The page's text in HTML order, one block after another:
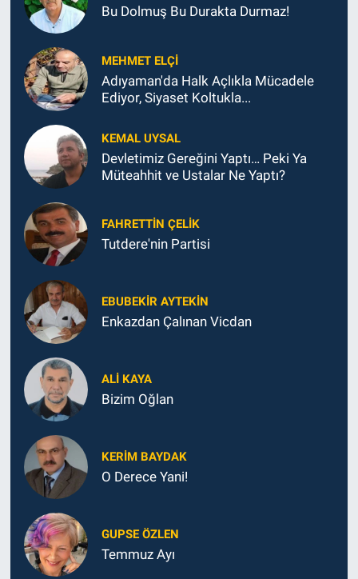
Bu Dolmuş Bu Durakta Durmaz!
MEHMET ELÇI
Adıyaman'da Halk Açlıkla Mücadele
Ediyor, Siyaset Koltukla...
KEMAL UYSAL
Devletimiz Gereğini Yaptı… Peki Ya
Müteahhit ve Ustalar Ne Yaptı?
FAHRETTIN ÇELİK
Tutdere'nin Partisi
EBUBEKIR AYTEKIN
Enkazdan Çalınan Vicdan
ALI KAYA
Bizim Oğlan
KERIM BAYDAK
O Derece Yani!
GUPSE ÖZLEN
Temmuz Ayı